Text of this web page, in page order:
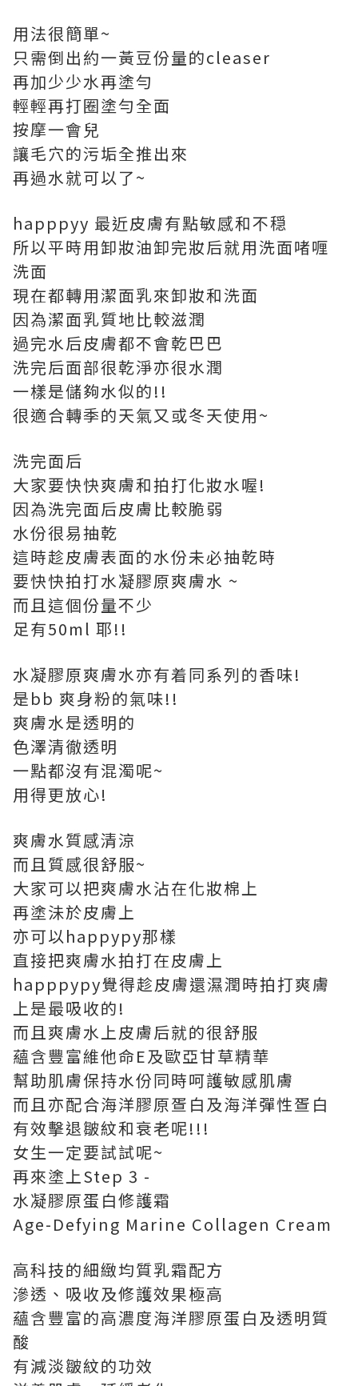
用法很簡單~
只需倒出約一黃豆份量的cleaser
再加少少水再塗勻
輕輕再打圈塗勻全面
按摩一會兒
讓毛穴的污垢全推出來
再過水就可以了~
happpyy 最近皮膚有點敏感和不穏
所以平時用卸妝油卸完妝后就用洗面啫喱
洗面
現在都轉用潔面乳來卸妝和洗面
因為潔面乳質地比較滋潤
過完水后皮膚都不會乾巴巴
洗完后面部很乾淨亦很水潤
一樣是儲夠水似的!!
很適合轉季的天氣又或冬天使用~
洗完面后
大家要快快爽膚和拍打化妝水喔!
因為洗完面后皮膚比較脆弱
水份很易抽乾
這時趁皮膚表面的水份未必抽乾時
要快快拍打水凝膠原爽膚水 ~
而且這個份量不少
足有50ml 耶!!
水凝膠原爽膚水亦有着同系列的香味!
是bb 爽身粉的氣味!!
爽膚水是透明的
色澤清徹透明
一點都沒有混濁呢~
用得更放心!
爽膚水質感清涼
而且質感很舒服~
大家可以把爽膚水沾在化妝棉上
再塗沬於皮膚上
亦可以happypy那樣
直接把爽膚水拍打在皮膚上
happpypy覺得趁皮膚還濕潤時拍打爽膚
上是最吸收的!
而且爽膚水上皮膚后就的很舒服
蘊含豐富維他命E及歐亞甘草精華
幫助肌膚保持水份同時呵護敏感肌膚
而且亦配合海洋膠原疍白及海洋彈性疍白
有效擊退皺紋和衰老呢!!!
女生一定要試試呢~
再來塗上Step 3 -
水凝膠原蛋白修護霜
Age-Defying Marine Collagen Cream
高科技的細緻均質乳霜配方
滲透、吸收及修護效果極高
蘊含豐富的高濃度海洋膠原蛋白及透明質
酸
有減淡皺紋的功效